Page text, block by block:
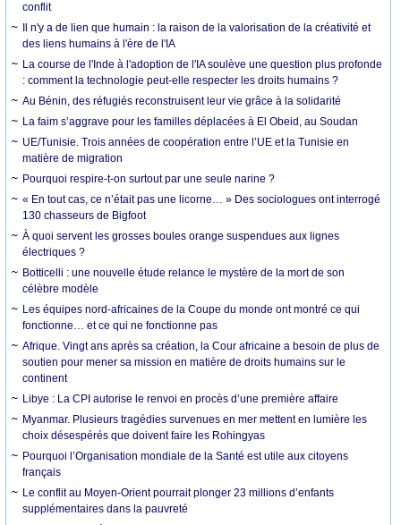
conflit
Il n'y a de lien que humain : la raison de la valorisation de la créativité et
des liens humains à l'ère de l'IA
La course de l'Inde à l'adoption de l'IA soulève une question plus profonde
: comment la technologie peut-elle respecter les droits humains ?
Au Bénin, des réfugiés reconstruisent leur vie grâce à la solidarité
La faim s’aggrave pour les familles déplacées à El Obeid, au Soudan
UE/Tunisie. Trois années de coopération entre l’UE et la Tunisie en
matière de migration
Pourquoi respire-t-on surtout par une seule narine ?
« En tout cas, ce n’était pas une licorne… » Des sociologues ont interrogé
130 chasseurs de Bigfoot
À quoi servent les grosses boules orange suspendues aux lignes
électriques ?
Botticelli : une nouvelle étude relance le mystère de la mort de son
célèbre modèle
Les équipes nord-africaines de la Coupe du monde ont montré ce qui
fonctionne… et ce qui ne fonctionne pas
Afrique. Vingt ans après sa création, la Cour africaine a besoin de plus de
soutien pour mener sa mission en matière de droits humains sur le
continent
Libye : La CPI autorise le renvoi en procès d’une première affaire
Myanmar. Plusieurs tragédies survenues en mer mettent en lumière les
choix désespérés que doivent faire les Rohingyas
Pourquoi l’Organisation mondiale de la Santé est utile aux citoyens
français
Le conflit au Moyen-Orient pourrait plonger 23 millions d’enfants
supplémentaires dans la pauvreté